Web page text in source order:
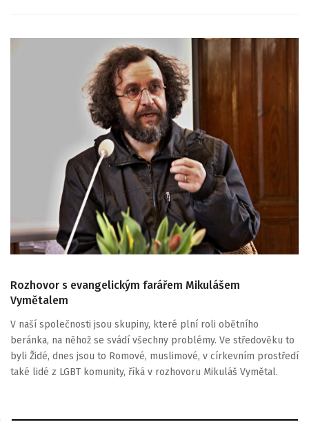
Rozhovor s evangelickým farářem Mikulášem
Vymětalem
V naší společnosti jsou skupiny, které plní roli obětního
beránka, na něhož se svádí všechny problémy. Ve středověku to
byli Židé, dnes jsou to Romové, muslimové, v církevním prostředí
také lidé z LGBT komunity, říká v rozhovoru Mikuláš Vymětal.